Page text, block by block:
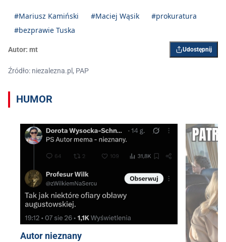
#Mariusz Kamiński #Maciej Wąsik
#prokuratura
#bezprawie Tuska
Autor: mt Udostępnij
Źródło: niezalezna.pl, PAP
HUMOR
Autor nieznany